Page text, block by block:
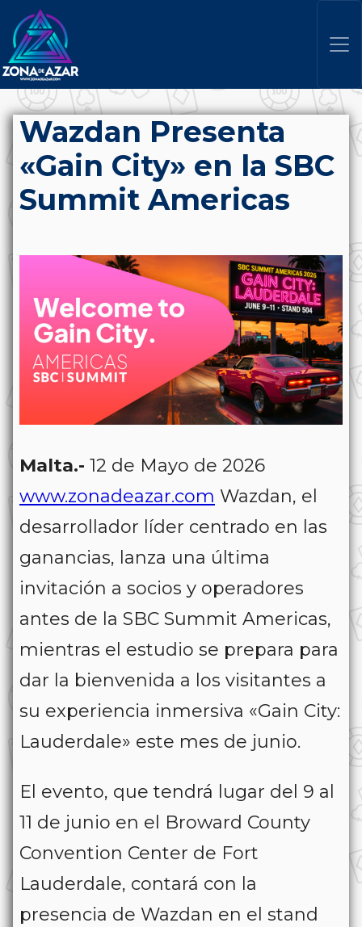
Wazdan Presenta
«Gain City» en la SBC
Summit Americas
Malta.- 12 de Mayo de 2026
www.zonadeazar.com Wazdan, el
desarrollador líder centrado en las
ganancias, lanza una última
invitación a socios y operadores
antes de la SBC Summit Americas,
mientras el estudio se prepara para
dar la bienvenida a los visitantes a
su experiencia inmersiva «Gain City:
Lauderdale» este mes de junio.
El evento, que tendrá lugar del 9 al
11 de junio en el Broward County
Convention Center de Fort
Lauderdale, contará con la
presencia de Wazdan en el stand